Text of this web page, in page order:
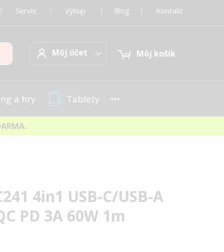
Servis Výkup Blog Kontakt
Môj účetMôj účet Môj košík
a hry Tablety
4in1 USB-C/USB-A
PD 3A 60W 1m